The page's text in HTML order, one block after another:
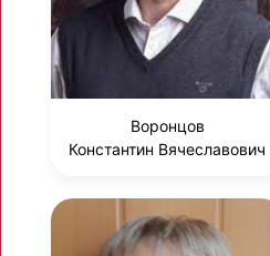
Воронцов
Константин Вячеславович